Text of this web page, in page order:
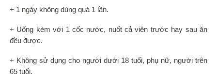
+ 1 ngày không dùng quá 1 lần.
+ Uống kèm với 1 cốc nước, nuốt cả viên trước hay sau ăn
đều được.
+ Không sử dụng cho người dưới 18 tuổi, phụ nữ, người trên
65 tuổi.